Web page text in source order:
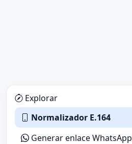
Explorar
Normalizador E.164
Generar enlace WhatsApp